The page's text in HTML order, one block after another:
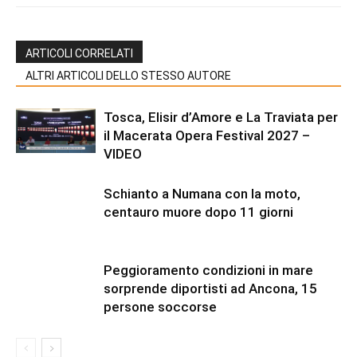
ARTICOLI CORRELATI
ALTRI ARTICOLI DELLO STESSO AUTORE
Tosca, Elisir d’Amore e La Traviata per
il Macerata Opera Festival 2027 –
VIDEO
Schianto a Numana con la moto,
centauro muore dopo 11 giorni
Peggioramento condizioni in mare
sorprende diportisti ad Ancona, 15
persone soccorse